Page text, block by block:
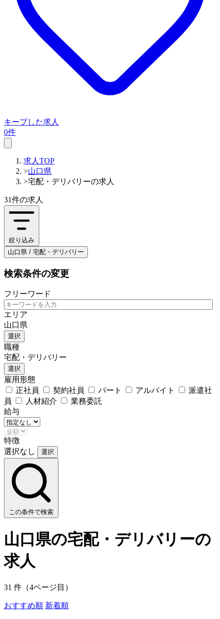
キープした求人
0件
求人TOP
>山口県
>宅配・デリバリーの求人
31件の求人
絞り込み
山口県 / 宅配・デリバリー
検索条件の変更
フリーワード
エリア
山口県
選択
職種
宅配・デリバリー
選択
雇用形態
正社員
契約社員 パート アルバイト
派遣社
員
人材紹介
業務委託
給与
特徴
選択なし
選択
この条件で検索
山口県の宅配・デリバリーの
求人
31 件（4ページ目）
おすすめ順 新着順